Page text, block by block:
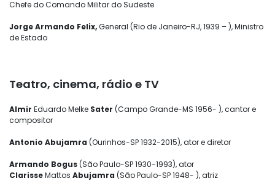
Chefe do Comando Militar do Sudeste
Jorge Armando Felix,General (Rio de Janeiro-RJ, 1939 – ), Ministro
de Estado
Teatro, cinema, rádio e TV
Almir Eduardo Melke Sater (Campo Grande-MS 1956- ), cantor e
compositor
Antonio Abujamra (Ourinhos-SP 1932-2015), ator e diretor
Armando Bogus(São Paulo-SP 1930-1993), ator
ClarisseMattos Abujamra (São Paulo-SP 1948- ), atriz